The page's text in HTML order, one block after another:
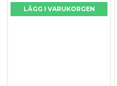
LÄGG I VARUKORGEN